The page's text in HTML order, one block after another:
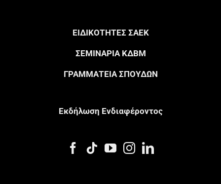
ΕΙΔΙΚΟΤΗΤΕΣ ΣΑΕΚ
ΣΕΜΙΝΑΡΙΑ ΚΔΒΜ
ΓΡΑΜΜΑΤΕΙΑ ΣΠΟΥΔΩΝ
Eκδήλωση Eνδιαφέροντος